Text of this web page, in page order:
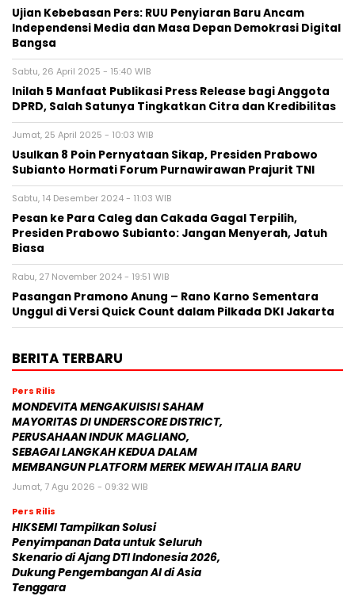
Ujian Kebebasan Pers: RUU Penyiaran Baru Ancam
Independensi Media dan Masa Depan Demokrasi Digital
Bangsa
Sabtu, 26 April 2025 - 15:40 WIB
Inilah 5 Manfaat Publikasi Press Release bagi Anggota
DPRD, Salah Satunya Tingkatkan Citra dan Kredibilitas
Jumat, 25 April 2025 - 10:03 WIB
Usulkan 8 Poin Pernyataan Sikap, Presiden Prabowo
Subianto Hormati Forum Purnawirawan Prajurit TNI
Sabtu, 14 Desember 2024 - 11:03 WIB
Pesan ke Para Caleg dan Cakada Gagal Terpilih,
Presiden Prabowo Subianto: Jangan Menyerah, Jatuh
Biasa
Rabu, 27 November 2024 - 19:51 WIB
Pasangan Pramono Anung – Rano Karno Sementara
Unggul di Versi Quick Count dalam Pilkada DKI Jakarta
BERITA TERBARU
Pers Rilis
MONDEVITA MENGAKUISISI SAHAM
MAYORITAS DI UNDERSCORE DISTRICT,
PERUSAHAAN INDUK MAGLIANO,
SEBAGAI LANGKAH KEDUA DALAM
MEMBANGUN PLATFORM MEREK MEWAH ITALIA BARU
Jumat, 7 Agu 2026 - 09:32 WIB
Pers Rilis
HIKSEMI Tampilkan Solusi
Penyimpanan Data untuk Seluruh
Skenario di Ajang DTI Indonesia 2026,
Dukung Pengembangan AI di Asia
Tenggara